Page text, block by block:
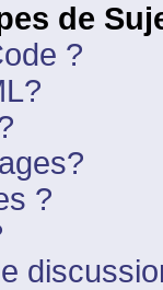
de
?
?